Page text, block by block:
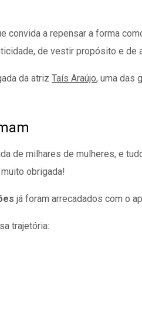
convida a repensar a forma
de vestir propósito e de
da atriz Taís Araújo, uma das
de milhares de mulheres, e
obrigada!
já foram arrecadados com o
trajetória: